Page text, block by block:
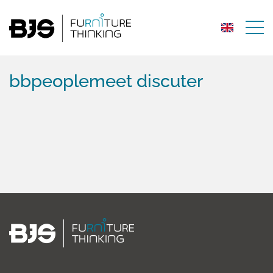
bbpeoplemeet discuter